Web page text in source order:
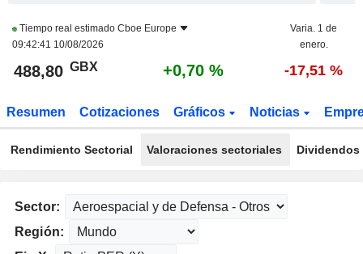
Tiempo real estimado Cboe Europe
09:42:41 10/08/2026
Varia. 1 de
enero.
488,80 GBX +0,70 % -17,51 %
Resumen Cotizaciones Gráficos Noticias
Rendimiento Sectorial Valoraciones sectoriales
Sector:
Región: